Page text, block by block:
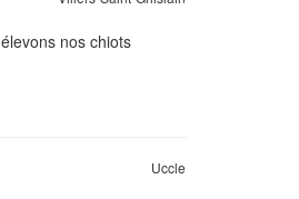
nos chiots
Uccle